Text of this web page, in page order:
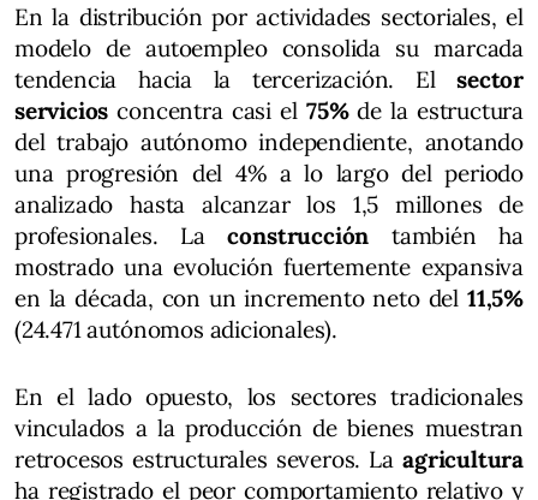
En la distribución por actividades sectoriales, el
modelo de autoempleo consolida su marcada
tendencia hacia la tercerización. Elsector
servicios concentra casi el75%de la estructura
del trabajo autónomo independiente, anotando
una progresión del 4% a lo largo del periodo
analizado hasta alcanzar los 1,5 millones de
profesionales. Laconstrucción también ha
mostrado una evolución fuertemente expansiva
en la década, con un incremento neto del 11,5%
(24.471 autónomos adicionales).
En el lado opuesto, los sectores tradicionales
vinculados a la producción de bienes muestran
retrocesos estructurales severos. Laagricultura
ha registrado el peor comportamiento relativo y